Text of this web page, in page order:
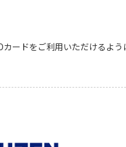
カードをご利用いただけるよう